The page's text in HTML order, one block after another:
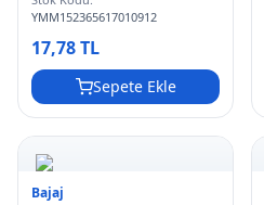
YMM152365617010912
17,78 TL
Sepete Ekle
Bajaj